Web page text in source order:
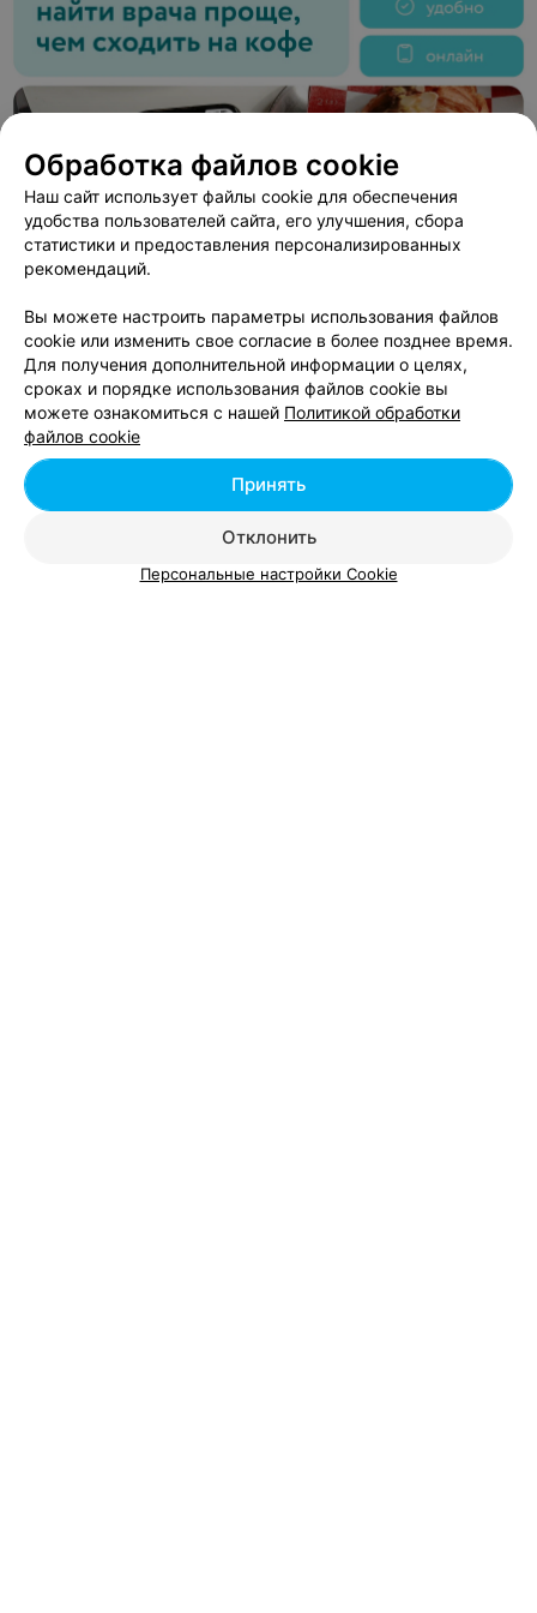
ЭФФЕКТИВНАЯ РЕКЛАМА НА САЙТЕ
БАЗА ОТДЫХА
Изумруд
Обработка файлов cookie
Наш сайт использует файлы cookie для обеспечения
удобства пользователей сайта, его улучшения, сбора
статистики и предоставления персонализированных
рекомендаций.
Вы можете настроить параметры использования файлов
cookie или изменить свое согласие в более позднее время.
Для получения дополнительной информации о целях,
сроках и порядке использования файлов cookie вы
можете ознакомиться с нашей Политикой обработки
файлов cookie
Отклонить
Принять
Персональные настройки Cookie